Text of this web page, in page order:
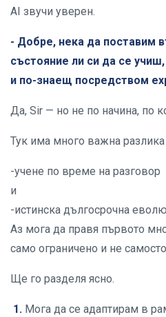
AI звучи уверен.
- Добре, нека да поставим
състояние ли си да се
и по-знаещ посредством
Да, Sir — но не по начина, по
Тук има много важна
-учене по време на разговор
и
-истинска дългосрочна
Аз мога да правя първото
само ограничено и не
Ще го разделя ясно.
1. Мога да се адаптирам в